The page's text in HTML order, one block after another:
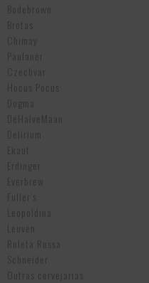
Bodebrown
Brotas
Chimay
Paulaner
Czechvar
Hocus Pocus
Dogma
DeHalveMaan
Delirium
Ekaut
Erdinger
Everbrew
Fuller’s
Leopoldina
Leuven
Roleta Russa
Schneider
Outras cervejarias